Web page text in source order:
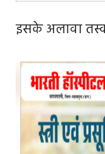
कुनाल फेकर
को भी संकलित
सभी आरोपियों
और 27 के तहत